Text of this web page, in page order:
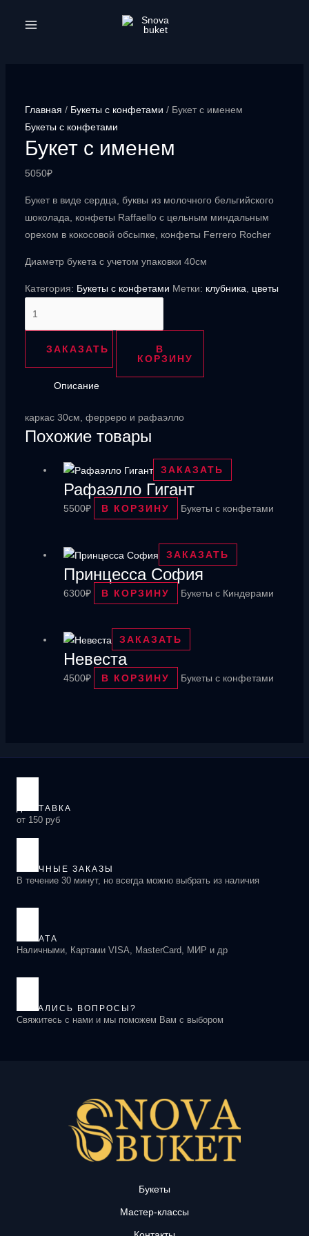
Главная / Букеты с конфетами / Букет с именем
Букеты с конфетами
Букет с именем
5050₽
Букет в виде сердца, буквы из молочного бельгийского
шоколада, конфеты Raffaello с цельным миндальным
орехом в кокосовой обсыпке, конфеты Ferrero Rocher
Диаметр букета с учетом упаковки 40см
Категория: Букеты с конфетами Метки: клубника, цветы
ЗАКАЗАТЬ
В
КОРЗИНУ
Описание
каркас 30см, ферреро и рафаэлло
Похожие товары
ЗАКАЗАТЬ
Рафаэлло Гигант
5500₽ В КОРЗИНУ Букеты с конфетами
ЗАКАЗАТЬ
Принцесса София
6300₽ В КОРЗИНУ Букеты с Киндерами
ЗАКАЗАТЬ
Невеста
4500₽ В КОРЗИНУ Букеты с конфетами
ДОСТАВКА
от 150 руб
СРОЧНЫЕ ЗАКАЗЫ
В течение 30 минут, но всегда можно выбрать из наличия
ОПЛАТА
Наличными, Картами VISA, MasterCard, МИР и др
ОСТАЛИСЬ ВОПРОСЫ?
Свяжитесь с нами и мы поможем Вам с выбором
Букеты
Мастер-классы